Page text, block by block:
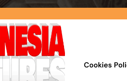
Cookies